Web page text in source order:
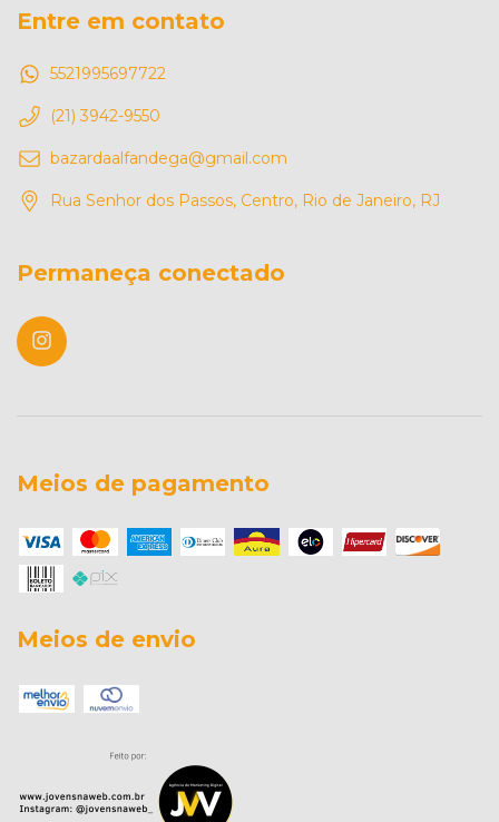
Entre em contato
5521995697722
(21) 3942-9550
bazardaalfandega@gmail.com
Rua Senhor dos Passos, Centro, Rio de Janeiro, RJ
Permaneça conectado
Meios de pagamento
Meios de envio